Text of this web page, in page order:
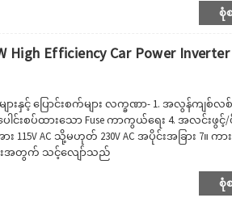
စုံ
High Efficiency Car Power
တာများနှင့် ပြောင်းစက်များ လက္ခဏာ- 1. အလွန်
င်းစပ်ထားသော Fuse ကာကွယ်ရေး 4. အလင်းဖွင့်
AC သို့မဟုတ် 230V AC အပိုင်းအခြား 7။ ကား
များအတွက် သင့်လျော်သည်
စုံ